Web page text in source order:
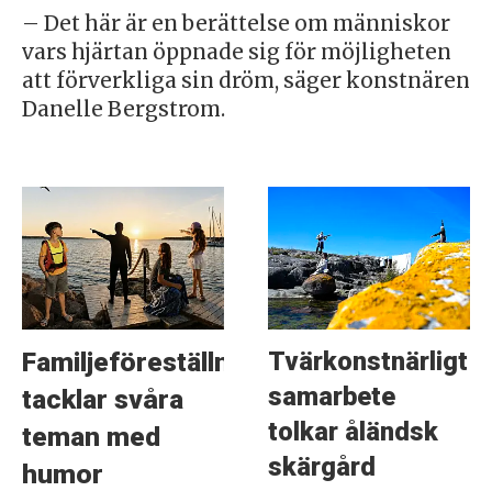
– Det här är en berättelse om människor
vars hjärtan öppnade sig för möjligheten
att förverkliga sin dröm, säger konstnären
Danelle Bergstrom.
Familjeföreställning
tacklar svåra
teman med
humor
Tvärkonstnärligt
samarbete
tolkar åländsk
skärgård